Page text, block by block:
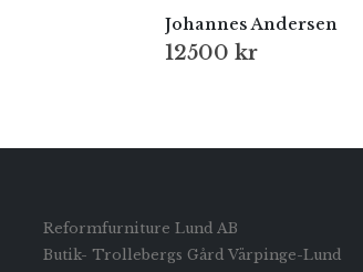
Johannes Andersen
12500 kr
Reformfurniture Lund AB
Butik- Trollebergs Gård Värpinge-Lund